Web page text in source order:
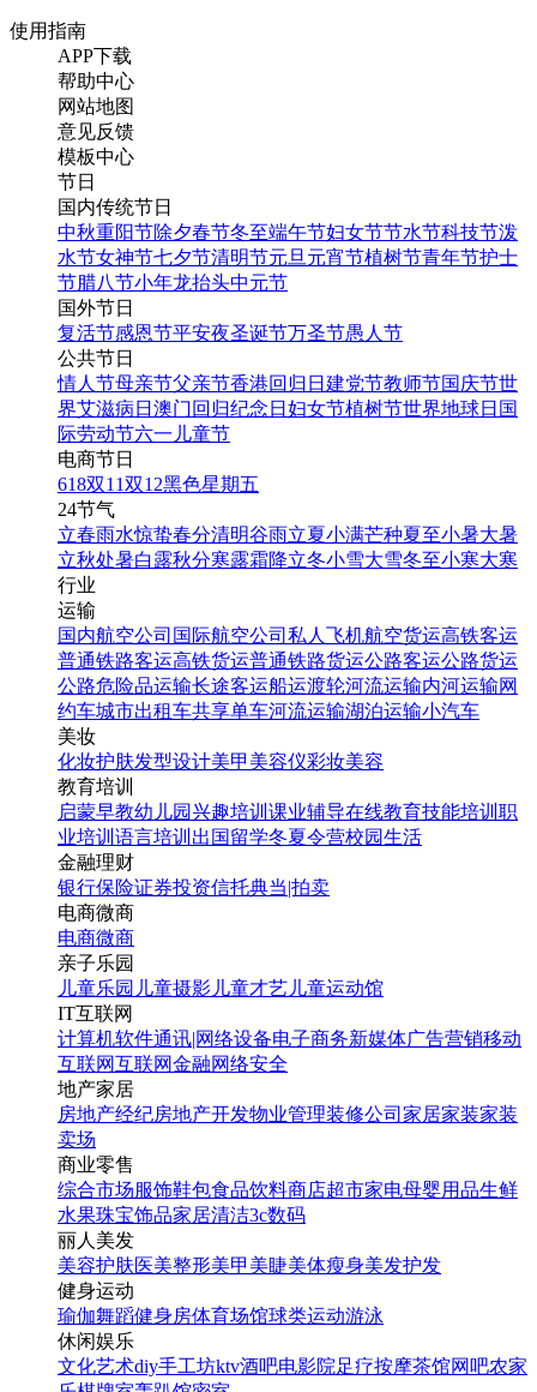
使用指南
APP下载
帮助中心
网站地图
意见反馈
模板中心
节日
国内传统节日
中秋重阳节除夕春节冬至端午节妇女节节水节科技节泼
水节女神节七夕节清明节元旦 元宵节植树节青年节护士
节腊八节小年龙抬头中元节
国外节日
复活节感恩节平安夜圣诞节万圣节愚人节
公共节日
情人节母亲节父亲节香港回归日 建党节教师节国庆节世
界艾滋病日 澳门回归纪念日 妇女节植树节世界地球日 国
际劳动节六一儿童节
电商节日
618双11双12黑色星期五
24节气
立春雨水惊蛰春分清明谷雨立夏小满芒种夏至小暑大暑
立秋处暑白露秋分寒露霜降立冬小雪大雪冬至小寒大寒
行业
运输
国内航空公司 国际航空公司 私人飞机航空货运高铁客运
普通铁路客运高铁货运普通铁路货运公路客运公路货运
公路危险品运输长途客运船运渡轮河流运输内河运输网
约车城市出租车共享单车河流运输湖泊运输小汽车
美妆
化妆护肤发型设计美甲 美容仪彩妆美容
教育培训
启蒙早教幼儿园 兴趣培训 课业辅导在线教育技能培训 职
业培训 语言培训 出国留学冬夏令营校园生活
金融理财
银行保险证券投资信托典当|拍卖
电商微商
电商微商
亲子乐园
儿童乐园 儿童摄影 儿童才艺 儿童运动馆
IT互联网
计算机软件通讯|网络设备电子商务新媒体广告营销移动
互联网互联网金融网络安全
地产家居
房地产经纪房地产开发物业管理装修公司 家居家装家装
卖场
商业零售
综合市场服饰鞋包食品饮料商店超市家电母婴用品生鲜
水果珠宝饰品家居清洁3c数码
丽人美发
美容护肤医美整形美甲美睫美体瘦身美发护发
健身运动
瑜伽舞蹈健身房体育场馆球类运动游泳
休闲娱乐
文化艺术diy手工坊ktv酒吧电影院足疗按摩茶馆网吧农家